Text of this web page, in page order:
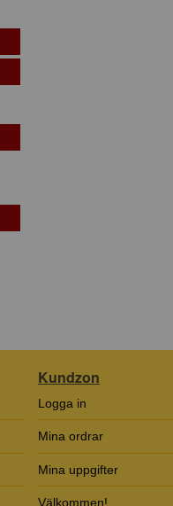
Kundzon
Logga in
Mina ordrar
Mina uppgifter
Välkommen!